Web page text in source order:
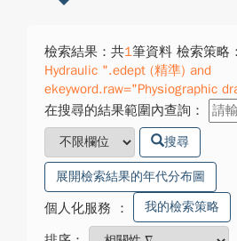
檢索結果：共1筆資料 檢索策略：
Hydraulic ".edept (精準) and
ekeyword.raw="Physiographic
在搜尋的結果範圍內查詢：
搜尋
展開檢索結果的年代分布圖
個人化服務 ： 我的檢索策略